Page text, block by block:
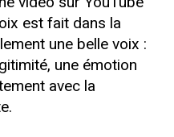
est fait dans la
une belle voix :
une émotion
avec la